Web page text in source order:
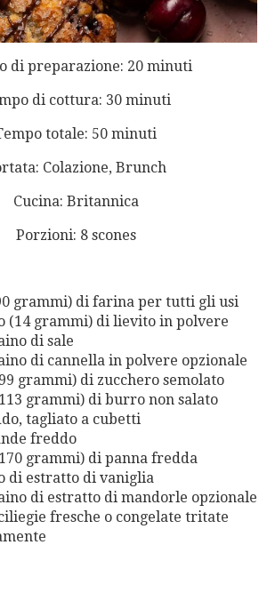
di preparazione: 20 minuti
di cottura: 30 minuti
totale: 50 minuti
Colazione, Brunch
Cucina: Britannica
Porzioni: 8 scones
grammi) di farina per tutti gli usi
(14 grammi) di lievito in polvere
di sale
di cannella in polvere opzionale
grammi) di zucchero semolato
grammi) di burro non salato
tagliato a cubetti
freddo
grammi) di panna fredda
di estratto di vaniglia
di estratto di mandorle opzionale
fresche o congelate tritate